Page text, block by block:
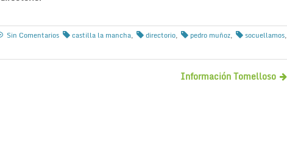
Sin Comentarios castilla la mancha, directorio, pedro muñoz, socuellamos,
Información Tomelloso